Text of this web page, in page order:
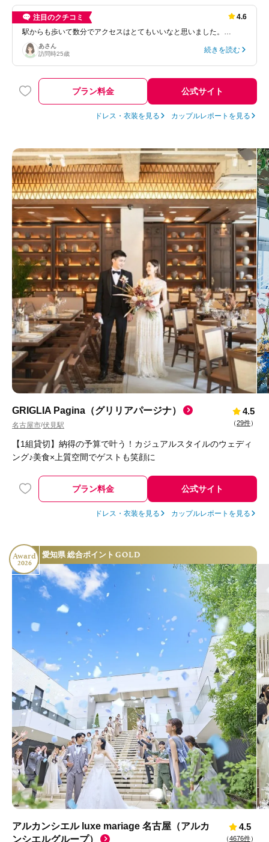
注目のクチコミ
4.6
駅からも歩いて数分でアクセスはとてもいいなと思いました。…
あさん
訪問時25歳 続きを読む
プラン料金 公式サイト
ドレス・衣装を見る カップルレポートを見る
GRIGLIA Pagina（グリリアパージナ）
名古屋市/伏見駅
4.5
（29件）
【1組貸切】納得の予算で叶う！カジュアルスタイルのウェディ
ング♪美食×上質空間でゲストも笑顔に
プラン料金 公式サイト
ドレス・衣装を見る カップルレポートを見る
Award
2026
愛知県 総合ポイント GOLD
アルカンシエル luxe mariage 名古屋（アルカ
ンシエルグループ）
4.5
（4676件）